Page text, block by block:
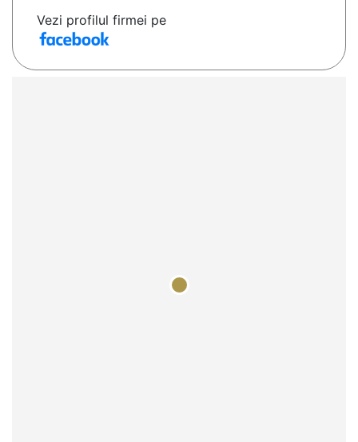
Vezi profilul firmei pe